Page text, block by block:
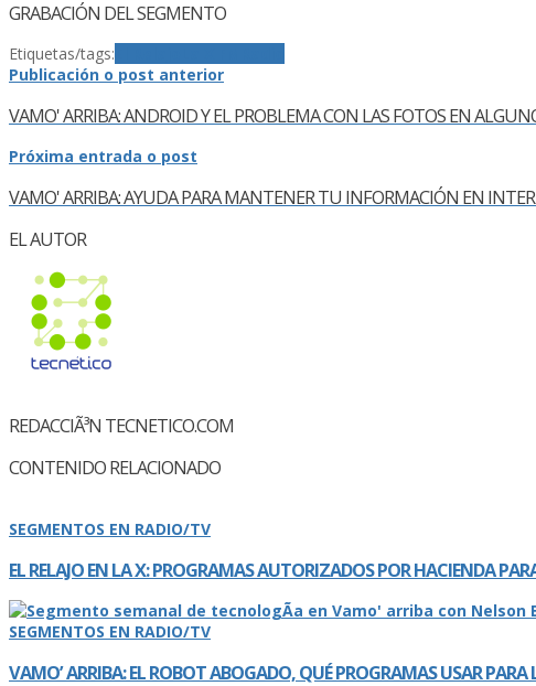
GRABACIÓN DEL SEGMENTO
Etiquetas/tags:
Publicación o post anterior
VAMO' ARRIBA: ANDROID Y EL PROBLEMA CON LAS FOTOS EN
Próxima entrada o post
VAMO' ARRIBA: AYUDA PARA MANTENER TU INFORMACIÓN EN
EL AUTOR
REDACCIÃ³N TECNETICO.COM
CONTENIDO RELACIONADO
SEGMENTOS EN RADIO/TV
EL RELAJO EN LA X: PROGRAMAS AUTORIZADOS POR HACIENDA
SEGMENTOS EN RADIO/TV
VAMO’ ARRIBA: EL ROBOT ABOGADO, QUÉ PROGRAMAS USAR